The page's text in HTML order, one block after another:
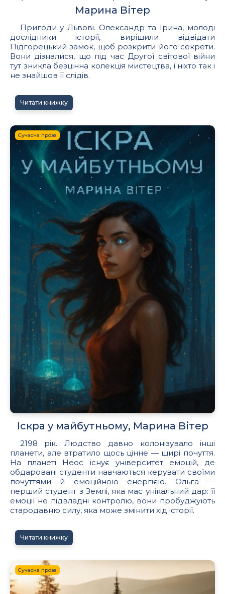
Марина Вітер
Пригоди у Львові. Олександр та Ірина, молоді
дослідники історії, вирішили відвідати
Підгорецький замок, щоб розкрити його секрети.
Вони дізналися, що під час Другої світової війни
тут зникла безцінна колекція мистецтва, і ніхто так і
не знайшов її слідів.
Читати книжку
Сучасна проза
Іскра у майбутньому, Марина Вітер
2198 рік. Людство давно колонізувало інші
планети, але втратило щось цінне — щирі почуття.
На планеті Неос існує університет емоцій, де
обдаровані студенти навчаються керувати своїми
почуттями й емоційною енергією. Ольга —
перший студент з Землі, яка має унікальний дар: її
емоції не підвладні контролю, вони пробуджують
стародавню силу, яка може змінити хід історії.
Читати книжку
Сучасна проза